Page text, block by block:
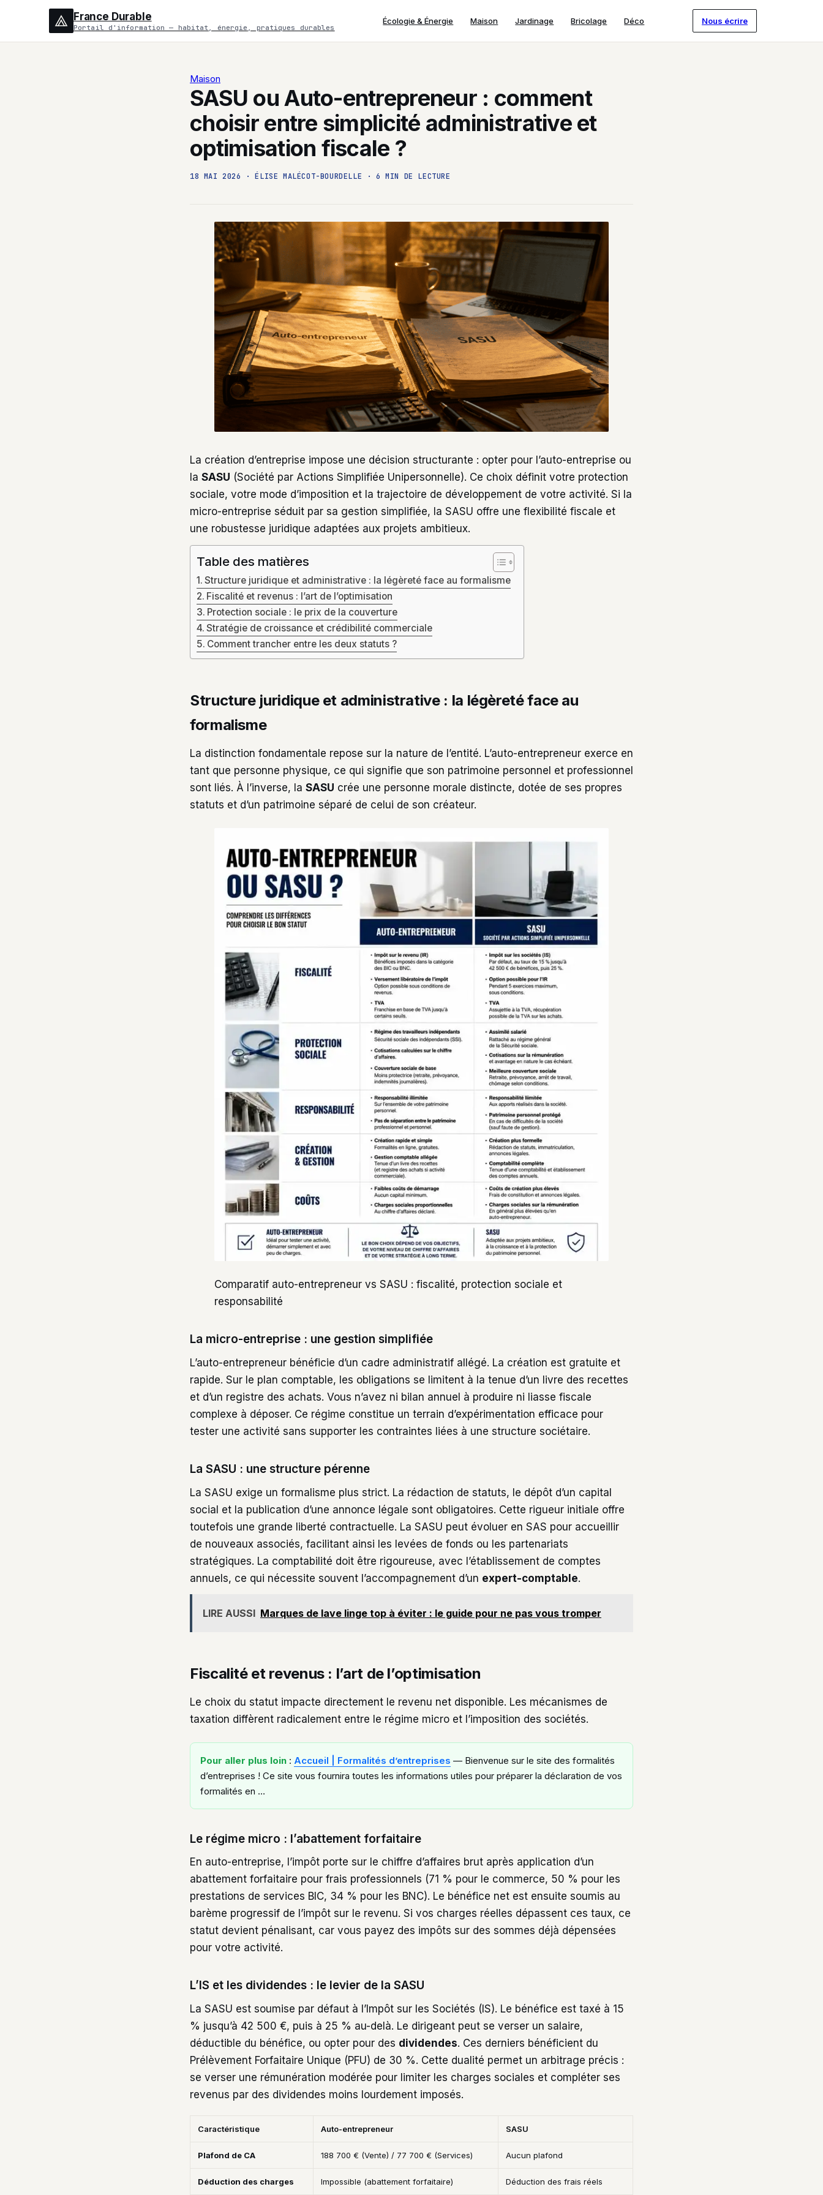
France Durable
Portail d'information — habitat, énergie, pratiques durables
Écologie & Énergie Maison Jardinage Bricolage Déco Nous écrire
Maison
SASU ou Auto-entrepreneur : comment
choisir entre simplicité administrative et
optimisation fiscale ?
18 MAI 2026 · ÉLISE MALÉCOT-BOURDELLE · 6 MIN DE LECTURE
La création d’entreprise impose une décision structurante : opter pour l’auto-entreprise ou
la SASU (Société par Actions Simplifiée Unipersonnelle). Ce choix définit votre protection
sociale, votre mode d’imposition et la trajectoire de développement de votre activité. Si la
micro-entreprise séduit par sa gestion simplifiée, la SASU offre une flexibilité fiscale et
une robustesse juridique adaptées aux projets ambitieux.
Table des matières
Structure juridique et administrative : la légèreté face au formalisme
Fiscalité et revenus : l’art de l’optimisation
Protection sociale : le prix de la couverture
Stratégie de croissance et crédibilité commerciale
Comment trancher entre les deux statuts ?
Structure juridique et administrative : la légèreté face au
formalisme
La distinction fondamentale repose sur la nature de l’entité. L’auto-entrepreneur exerce en
tant que personne physique, ce qui signifie que son patrimoine personnel et professionnel
sont liés. À l’inverse, la SASU crée une personne morale distincte, dotée de ses propres
statuts et d’un patrimoine séparé de celui de son créateur.
Comparatif auto-entrepreneur vs SASU : fiscalité, protection sociale et
responsabilité
La micro-entreprise : une gestion simplifiée
L’auto-entrepreneur bénéficie d’un cadre administratif allégé. La création est gratuite et
rapide. Sur le plan comptable, les obligations se limitent à la tenue d’un livre des recettes
et d’un registre des achats. Vous n’avez ni bilan annuel à produire ni liasse fiscale
complexe à déposer. Ce régime constitue un terrain d’expérimentation efficace pour
tester une activité sans supporter les contraintes liées à une structure sociétaire.
La SASU : une structure pérenne
La SASU exige un formalisme plus strict. La rédaction de statuts, le dépôt d’un capital
social et la publication d’une annonce légale sont obligatoires. Cette rigueur initiale offre
toutefois une grande liberté contractuelle. La SASU peut évoluer en SAS pour accueillir
de nouveaux associés, facilitant ainsi les levées de fonds ou les partenariats
stratégiques. La comptabilité doit être rigoureuse, avec l’établissement de comptes
annuels, ce qui nécessite souvent l’accompagnement d’un expert-comptable.
LIRE AUSSI Marques de lave linge top à éviter : le guide pour ne pas vous tromper
Fiscalité et revenus : l’art de l’optimisation
Le choix du statut impacte directement le revenu net disponible. Les mécanismes de
taxation diffèrent radicalement entre le régime micro et l’imposition des sociétés.
Pour aller plus loin : Accueil | Formalités d’entreprises — Bienvenue sur le site des formalités
d’entreprises ! Ce site vous fournira toutes les informations utiles pour préparer la déclaration de vos
formalités en …
Le régime micro : l’abattement forfaitaire
En auto-entreprise, l’impôt porte sur le chiffre d’affaires brut après application d’un
abattement forfaitaire pour frais professionnels (71 % pour le commerce, 50 % pour les
prestations de services BIC, 34 % pour les BNC). Le bénéfice net est ensuite soumis au
barème progressif de l’impôt sur le revenu. Si vos charges réelles dépassent ces taux, ce
statut devient pénalisant, car vous payez des impôts sur des sommes déjà dépensées
pour votre activité.
L’IS et les dividendes : le levier de la SASU
La SASU est soumise par défaut à l’Impôt sur les Sociétés (IS). Le bénéfice est taxé à 15
% jusqu’à 42 500 €, puis à 25 % au-delà. Le dirigeant peut se verser un salaire,
déductible du bénéfice, ou opter pour des dividendes. Ces derniers bénéficient du
Prélèvement Forfaitaire Unique (PFU) de 30 %. Cette dualité permet un arbitrage précis :
se verser une rémunération modérée pour limiter les charges sociales et compléter ses
revenus par des dividendes moins lourdement imposés.
Caractéristique Auto-entrepreneur SASU
Plafond de CA 188 700 € (Vente) / 77 700 € (Services) Aucun plafond
Déduction des charges Impossible (abattement forfaitaire) Déduction des frais réels